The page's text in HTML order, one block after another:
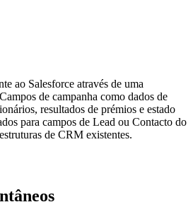
ao Salesforce através de uma
de campanha como dados de
resultados de prémios e estado
para campos de Lead ou Contacto do
de CRM existentes.